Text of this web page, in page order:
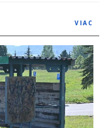
VIAC